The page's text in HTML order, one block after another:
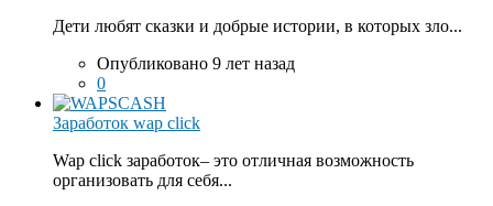
Дети любят сказки и добрые истории, в которых зло...
Опубликовано 9 лет назад
0
Заработок wap click
Wap click заработок– это отличная возможность
организовать для себя...